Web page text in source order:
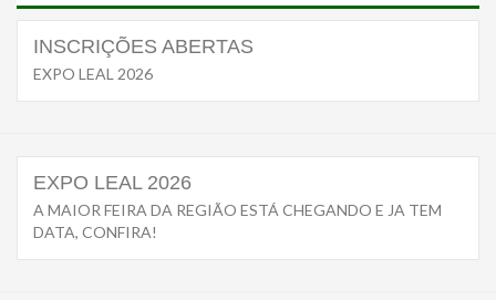
INSCRIÇÕES ABERTAS
EXPO LEAL 2026
EXPO LEAL 2026
A MAIOR FEIRA DA REGIÃO ESTÁ CHEGANDO E JA TEM
DATA, CONFIRA!